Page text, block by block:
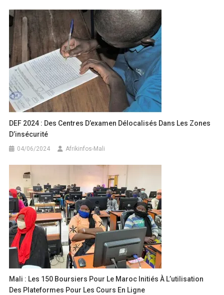
DEF 2024 : Des Centres D’examen Délocalisés Dans Les Zones
D’insécurité
04/06/2024 Afrikinfos-Mali
Mali : Les 150 Boursiers Pour Le Maroc Initiés À L’utilisation
Des Plateformes Pour Les Cours En Ligne